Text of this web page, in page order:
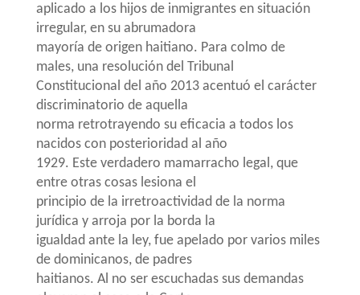
aplicado a los hijos de inmigrantes en situación
irregular, en su abrumadora
mayoría de origen haitiano. Para colmo de
males, una resolución del Tribunal
Constitucional del año 2013 acentuó el carácter
discriminatorio de aquella
norma retrotrayendo su eficacia a todos los
nacidos con posterioridad al año
1929. Este verdadero mamarracho legal, que
entre otras cosas lesiona el
principio de la irretroactividad de la norma
jurídica y arroja por la borda la
igualdad ante la ley, fue apelado por varios miles
de dominicanos, de padres
haitianos. Al no ser escuchadas sus demandas